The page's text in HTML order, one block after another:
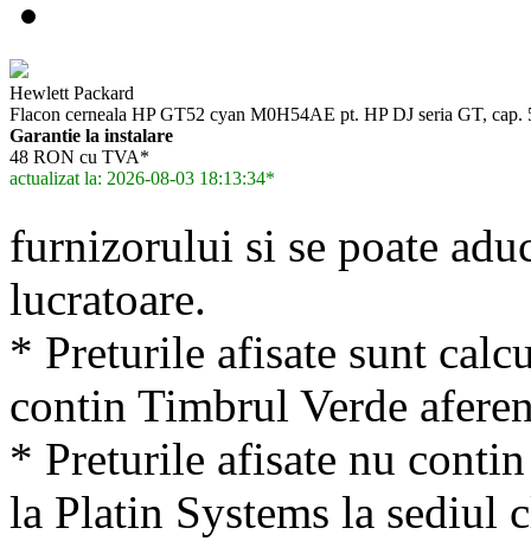
Hewlett Packard
Flacon cerneala HP GT52 cyan M0H54AE pt. HP DJ seria GT,
Garantie la instalare
48 RON cu TVA*
actualizat la: 2026-08-03 18:13:34*
furnizorului si se poate
lucratoare.
* Preturile afisate sunt
contin Timbrul Verde
* Preturile afisate nu
la Platin Systems la sediul